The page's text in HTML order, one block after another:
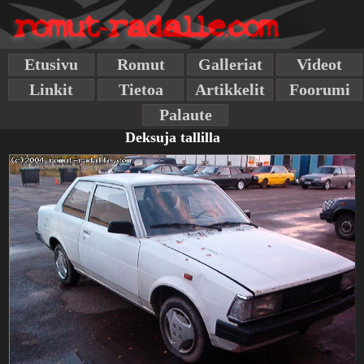
Etusivu Romut Galleriat
Videot
Linkit
Tietoa Artikkelit
Foorumi
Palaute
Deksuja tallilla